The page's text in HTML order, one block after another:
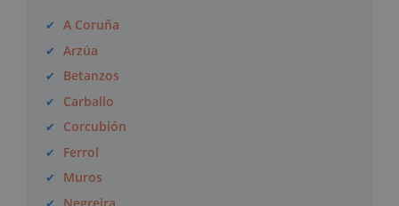
A Coruña
Arzúa
Betanzos
Carballo
Corcubión
Ferrol
Muros
Negreira